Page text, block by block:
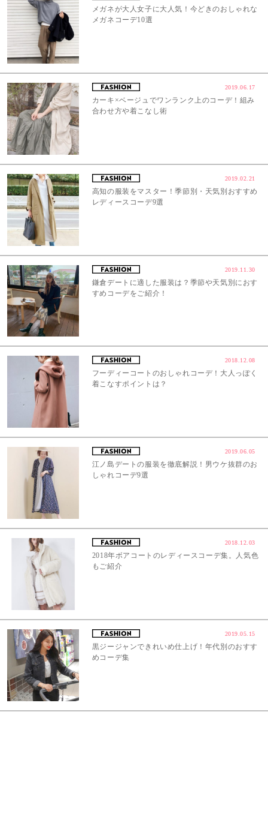
メガネが大人女子に大人気！今どきのおしゃれな
メガネコーデ10選
2019.06.17
カーキ×ベージュでワンランク上のコーデ！組み
合わせ方や着こなし術
2019.02.21
高知の服装をマスター！季節別・天気別おすすめ
レディースコーデ9選
2019.11.30
鎌倉デートに適した服装は？季節や天気別におす
すめコーデをご紹介！
2018.12.08
フーディーコートのおしゃれコーデ！大人っぽく
着こなすポイントは？
2019.06.05
江ノ島デートの服装を徹底解説！男ウケ抜群のお
しゃれコーデ9選
2018.12.03
2018年ボアコートのレディースコーデ集。人気色
もご紹介
2019.05.15
黒ジージャンできれいめ仕上げ！年代別のおすす
めコーデ集